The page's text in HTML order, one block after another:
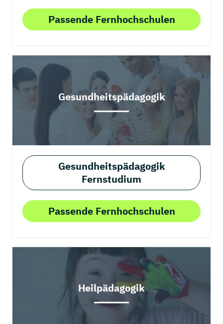
Passende Fernhochschulen
Gesundheitspädagogik
Gesundheitspädagogik
Fernstudium
Passende Fernhochschulen
Heilpädagogik